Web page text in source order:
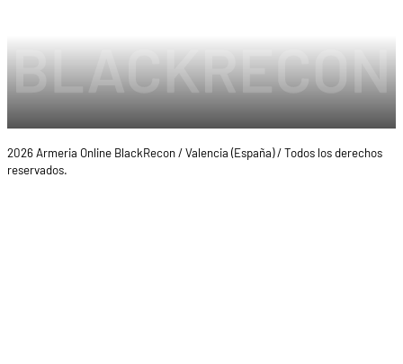
2026 Armeria Online BlackRecon / Valencia (España) / Todos los derechos
reservados.